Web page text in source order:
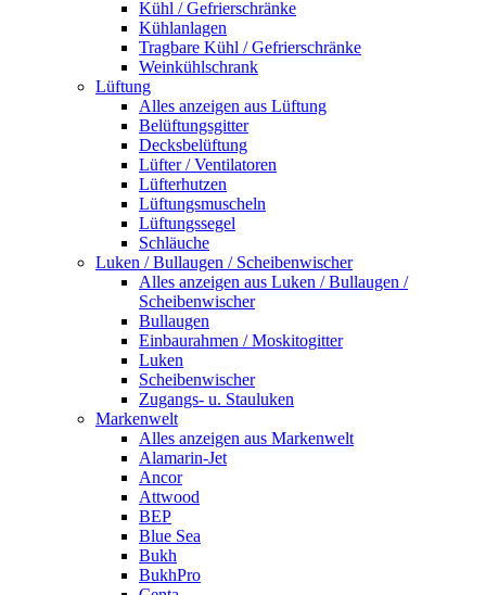
Kühl / Gefrierschränke
Kühlanlagen
Tragbare Kühl / Gefrierschränke
Weinkühlschrank
Lüftung
Alles anzeigen aus Lüftung
Belüftungsgitter
Decksbelüftung
Lüfter / Ventilatoren
Lüfterhutzen
Lüftungsmuscheln
Lüftungssegel
Schläuche
Luken / Bullaugen / Scheibenwischer
Alles anzeigen aus Luken / Bullaugen /
Scheibenwischer
Bullaugen
Einbaurahmen / Moskitogitter
Luken
Scheibenwischer
Zugangs- u. Stauluken
Markenwelt
Alles anzeigen aus Markenwelt
Alamarin-Jet
Ancor
Attwood
BEP
Blue Sea
Bukh
BukhPro